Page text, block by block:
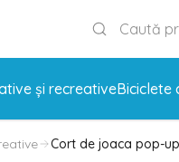
și recreativeBiciclete
Cort de joaca pop-